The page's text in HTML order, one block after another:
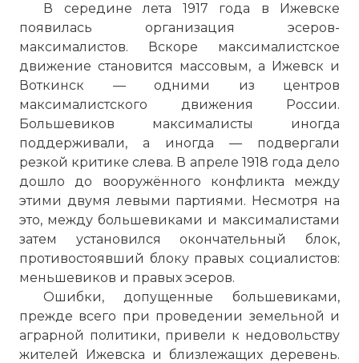
В середине лета 1917 года в Ижевске
появилась организация эсеров-
максималистов. Вскоре максималистское
движение становится массовым, а Ижевск и
Воткинск — одними из центров
максималистского движения России.
Большевиков максималисты иногда
поддерживали, а иногда — подвергали
резкой критике слева. В апреле 1918 года дело
дошло до вооружённого конфликта между
этими двумя левыми партиями. Несмотря на
это, между большевиками и максималистами
затем установился окончательный блок,
противостоявший блоку правых социалистов:
меньшевиков и правых эсеров.
Ошибки, допущенные большевиками,
прежде всего при проведении земельной и
аграрной политики, привели к недовольству
жителей Ижевска и близлежащих деревень.